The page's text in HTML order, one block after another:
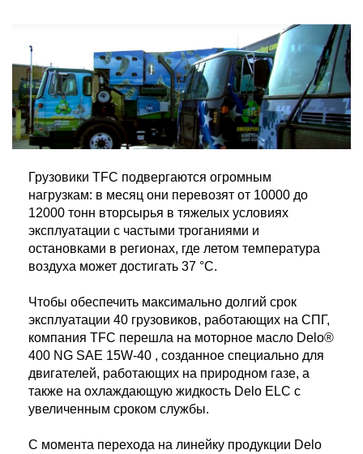
Грузовики TFC подвергаются огромным
нагрузкам: в месяц они перевозят от 10000 до
12000 тонн вторсырья в тяжелых условиях
эксплуатации с частыми троганиями и
остановками в регионах, где летом температура
воздуха может достигать 37 °C.
Чтобы обеспечить максимально долгий срок
эксплуатации 40 грузовиков, работающих на СПГ,
компания TFC перешла на моторное масло Delo®
400 NG SAE 15W-40 , созданное специально для
двигателей, работающих на природном газе, а
также на охлаждающую жидкость Delo ELC с
увеличенным сроком службы.
С момента перехода на линейку продукции Delo